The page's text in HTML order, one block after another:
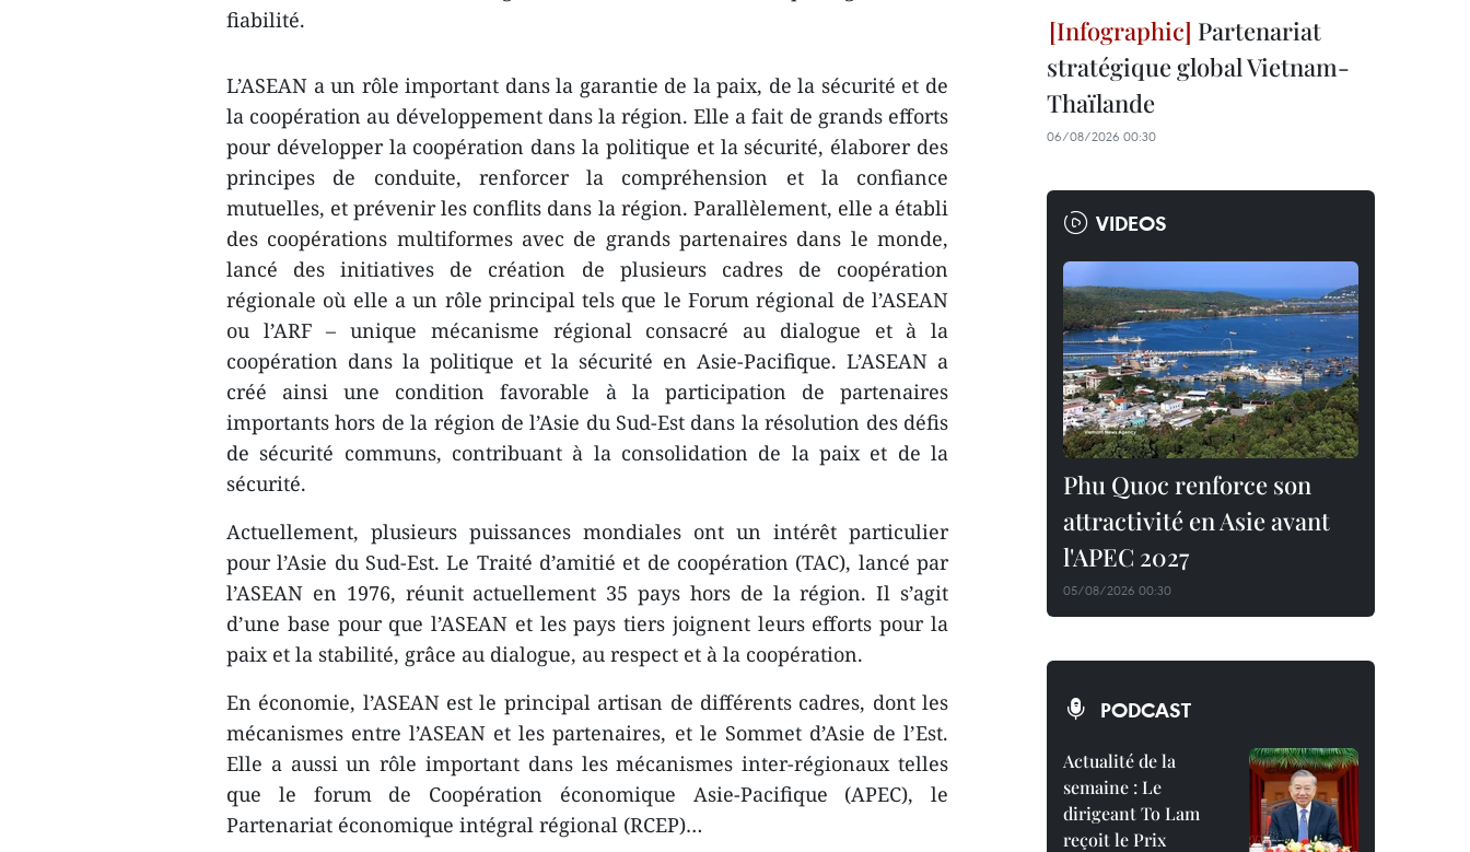
fiabilité.
L’ASEAN a un rôle important dans la garantie de la paix, de la sécurité et de
la coopération au développement dans la région. Elle a fait de grands efforts
pour développer la coopération dans la politique et la sécurité, élaborer des
principes de conduite, renforcer la compréhension et la confiance
mutuelles, et prévenir les conflits dans la région. Parallèlement, elle a établi
des coopérations multiformes avec de grands partenaires dans le monde,
lancé des initiatives de création de plusieurs cadres de coopération
régionale où elle a un rôle principal tels que le Forum régional de l’ASEAN
ou l’ARF – unique mécanisme régional consacré au dialogue et à la
coopération dans la politique et la sécurité en Asie-Pacifique. L’ASEAN a
créé ainsi une condition favorable à la participation de partenaires
importants hors de la région de l’Asie du Sud-Est dans la résolution des défis
de sécurité communs, contribuant à la consolidation de la paix et de la
sécurité.
Actuellement, plusieurs puissances mondiales ont un intérêt particulier
pour l’Asie du Sud-Est. Le Traité d’amitié et de coopération (TAC), lancé par
l’ASEAN en 1976, réunit actuellement 35 pays hors de la région. Il s’agit
d’une base pour que l’ASEAN et les pays tiers joignent leurs efforts pour la
paix et la stabilité, grâce au dialogue, au respect et à la coopération.
En économie, l’ASEAN est le principal artisan de différents cadres, dont les
mécanismes entre l’ASEAN et les partenaires, et le Sommet d’Asie de l’Est.
Elle a aussi un rôle important dans les mécanismes inter-régionaux telles
que le forum de Coopération économique Asie-Pacifique (APEC), le
Partenariat économique intégral régional (RCEP)…
Partenariat
stratégique global Vietnam-
Thaïlande
06/08/2026 00:30
VIDEOS
Phu Quoc renforce son
attractivité en Asie avant
l'APEC 2027
05/08/2026 00:30
PODCAST
Actualité de la
semaine : Le
dirigeant To Lam
reçoit le Prix